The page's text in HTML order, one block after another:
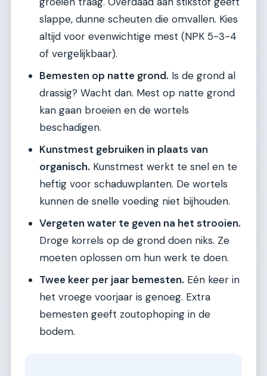
slappe, dunne scheuten die omvallen. Kies
altijd voor evenwichtige mest (NPK 5-3-4
of vergelijkbaar).
Bemesten op natte grond. Is de grond al
drassig? Wacht dan. Mest op natte grond
kan gaan broeien en de wortels
beschadigen.
Kunstmest gebruiken in plaats van
organisch. Kunstmest werkt te snel en te
heftig voor schaduwplanten. De wortels
kunnen de snelle voeding niet bijhouden.
Vergeten water te geven na het strooien.
Droge korrels op de grond doen niks. Ze
moeten oplossen om hun werk te doen.
Twee keer per jaar bemesten. Eén keer in
het vroege voorjaar is genoeg. Extra
bemesten geeft zoutophoping in de
bodem.